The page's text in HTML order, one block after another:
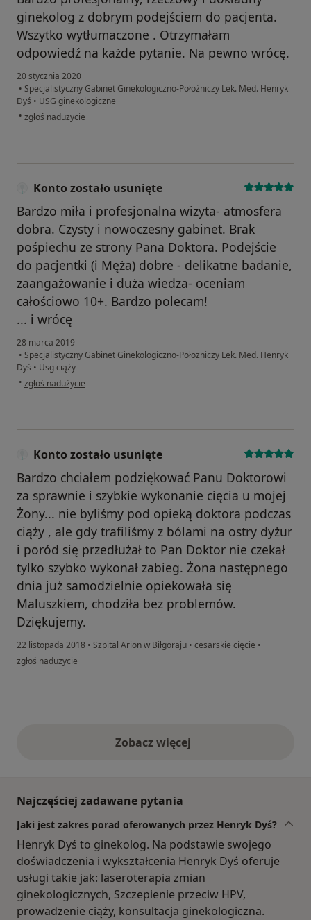
ginekolog z dobrym podejściem do pacjenta.
Wszytko wytłumaczone . Otrzymałam
odpowiedź na każde pytanie. Na pewno wrócę.
20 stycznia 2020
• Specjalistyczny Gabinet Ginekologiczno-Położniczy Lek. Med. Henryk
Dyś • USG ginekologiczne
• w opinii użytkownika Konto zostało usunięte
zgłoś nadużycie
Konto zostało usunięte
Bardzo miła i profesjonalna wizyta- atmosfera
dobra. Czysty i nowoczesny gabinet. Brak
pośpiechu ze strony Pana Doktora. Podejście
do pacjentki (i Męża) dobre - delikatne badanie,
zaangażowanie i duża wiedza- oceniam
całościowo 10+. Bardzo polecam!
... i wrócę
28 marca 2019
• Specjalistyczny Gabinet Ginekologiczno-Położniczy Lek. Med. Henryk
Dyś • Usg ciąży
• w opinii użytkownika Konto zostało usunięte
zgłoś nadużycie
Konto zostało usunięte
Bardzo chciałem podziękować Panu Doktorowi
za sprawnie i szybkie wykonanie cięcia u mojej
Żony... nie byliśmy pod opieką doktora podczas
ciąży , ale gdy trafiliśmy z bólami na ostry dyżur
i poród się przedłużał to Pan Doktor nie czekał
tylko szybko wykonał zabieg. Żona następnego
dnia już samodzielnie opiekowała się
Maluszkiem, chodziła bez problemów.
Dziękujemy.
22 listopada 2018 • Szpital Arion w Biłgoraju • cesarskie cięcie •
w opinii użytkownika Konto zostało usunięte
zgłoś nadużycie
Zobacz więcejopinie powyżej
Najczęściej zadawane pytania
Jaki jest zakres porad oferowanych przez Henryk Dyś?
Henryk Dyś to ginekolog. Na podstawie swojego
doświadczenia i wykształcenia Henryk Dyś oferuje
usługi takie jak: laseroterapia zmian
ginekologicznych, Szczepienie przeciw HPV,
prowadzenie ciąży, konsultacja ginekologiczna.